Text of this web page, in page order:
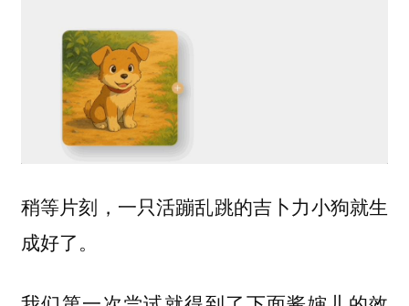
稍等片刻，一只活蹦乱跳的吉卜力小狗就生
成好了。